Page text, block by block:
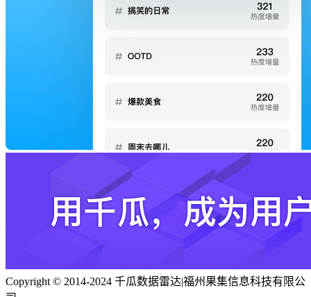
Copyright © 2014-2024 千瓜数据雷达|福州果集信息科技有限公